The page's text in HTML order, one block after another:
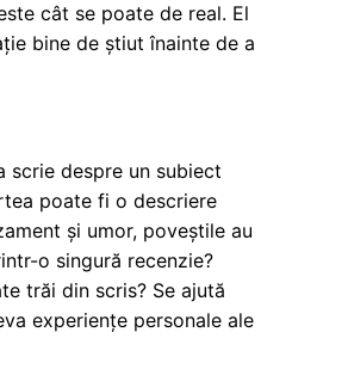
cât se poate de real. El
bine de știut înainte de a
scrie despre un subiect
poate fi o descriere
și umor, poveștile au
o singură recenzie?
trăi din scris? Se ajută
experiențe personale ale